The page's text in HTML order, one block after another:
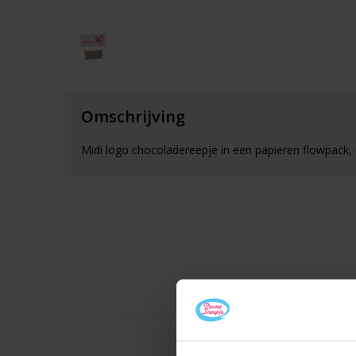
Omschrijving
Midi logo chocoladereepje in een papieren flowpack,